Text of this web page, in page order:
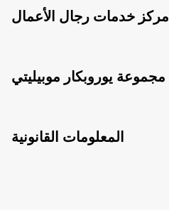
مركز خدمات رجال الأعمال
مجموعة يوروبكار موبيليتي
المعلومات القانونية